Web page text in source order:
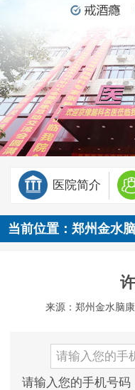
医院简介
当前位置：郑州金水
来源：郑州金水脑
请输入您的手机号